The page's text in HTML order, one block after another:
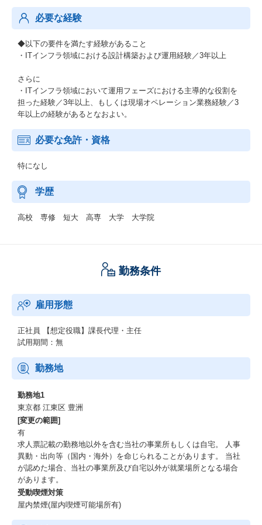
必要な経験
◆以下の要件を満たす経験があること
・ITインフラ領域における設計構築および運用経験／3年以上
さらに
・ITインフラ領域において運用フェーズにおける主導的な役割を
担った経験／3年以上、もしくは現場オペレーション業務経験／3
年以上の経験があるとなおよい。
必要な免許・資格
特になし
学歴
高校 専修 短大 高専 大学 大学院
勤務条件
雇用形態
正社員
【想定役職】課長代理・主任
試用期間：無
勤務地
勤務地1
東京都 江東区 豊洲
[変更の範囲]
有
求人票記載の勤務地以外を含む当社の事業所もしくは自宅。 人事
異動・出向等（国内・海外）を命じられることがあります。 当社
が認めた場合、当社の事業所及び自宅以外が就業場所となる場合
があります。
受動喫煙対策
屋内禁煙(屋内喫煙可能場所有)